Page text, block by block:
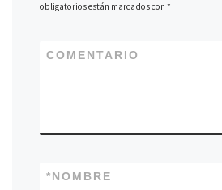
obligatorios están marcados con*
COMENTARIO
NOMBRE
*